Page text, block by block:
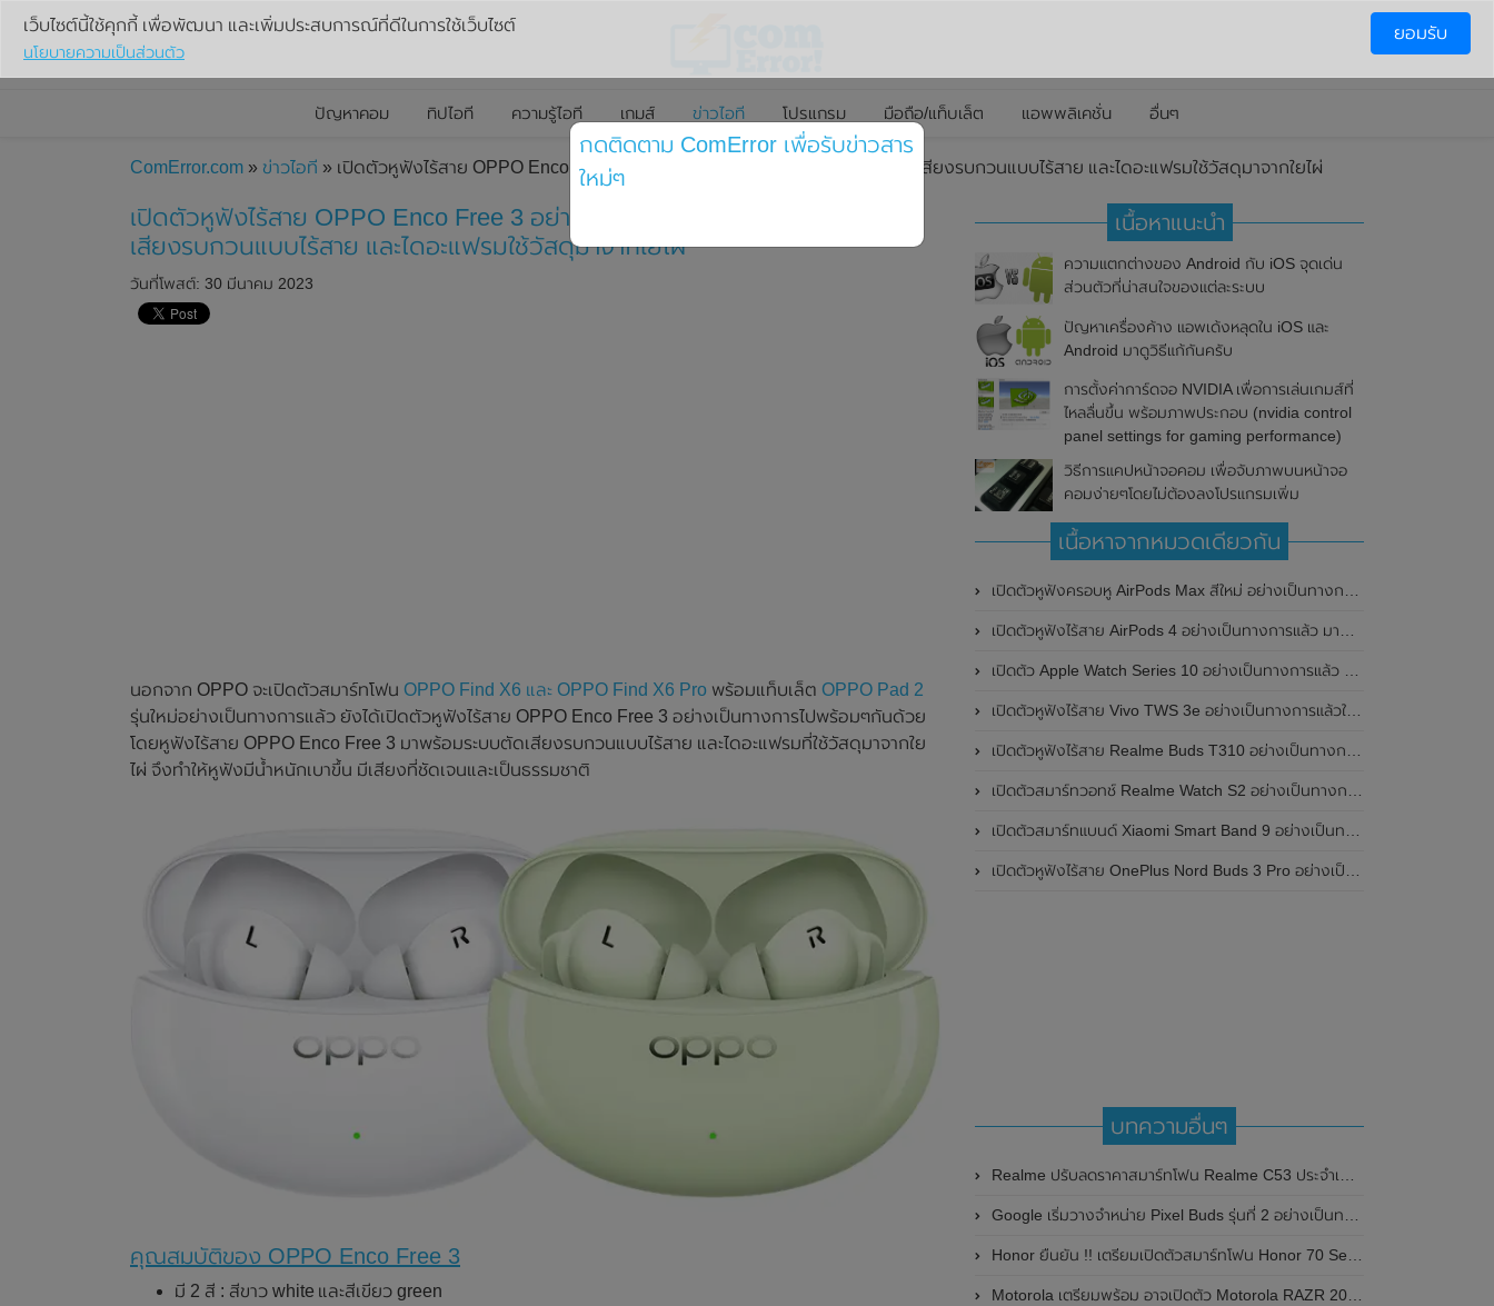
ปัญหาคอม ทิปไอที ความรู้ไอที เกมส์ ข่าวไอที โปรแกรม มือถือ/แท็บเล็ต แอพพลิเคชั่น อื่นๆ
ComError.com » ข่าวไอที » เปิดตัวหูฟังไร้สาย OPPO Enco Free 3 อย่างเป็นทางการแล้ว มาพร้อมระบบตัดเสียงรบกวนแบบไร้สาย และไดอะแฟรมใช้วัสดุมาจากใยไผ่
เปิดตัวหูฟังไร้สาย OPPO Enco Free 3 อย่างเป็นทางการแล้ว มาพร้อมระบบตัด
เสียงรบกวนแบบไร้สาย และไดอะแฟรมใช้วัสดุมาจากใยไผ่
วันที่โพสต์: 30 มีนาคม 2023
นอกจาก OPPO จะเปิดตัวสมาร์ทโฟน OPPO Find X6 และ OPPO Find X6 Pro พร้อมแท็บเล็ต OPPO Pad 2
รุ่นใหม่อย่างเป็นทางการแล้ว ยังได้เปิดตัวหูฟังไร้สาย OPPO Enco Free 3 อย่างเป็นทางการไปพร้อมๆกันด้วย
โดยหูฟังไร้สาย OPPO Enco Free 3 มาพร้อมระบบตัดเสียงรบกวนแบบไร้สาย และไดอะแฟรมที่ใช้วัสดุมาจากใย
ไผ่ จึงทำให้หูฟังมีน้ำหนักเบาขึ้น มีเสียงที่ชัดเจนและเป็นธรรมชาติ
คุณสมบัติของ OPPO Enco Free 3
มี 2 สี : สีขาว white และสีเขียว green
เนื้อหาแนะนำ
ความแตกต่างของ Android กับ iOS จุดเด่น
ส่วนตัวที่น่าสนใจของแต่ละระบบ
ปัญหาเครื่องค้าง แอพเด้งหลุดใน iOS และ
Android มาดูวิธีแก้กันครับ
การตั้งค่าการ์ดจอ NVIDIA เพื่อการเล่นเกมส์ที่
ไหลลื่นขึ้น พร้อมภาพประกอบ (nvidia control
panel settings for gaming performance)
วิธีการแคปหน้าจอคอม เพื่อจับภาพบนหน้าจอ
คอมง่ายๆโดยไม่ต้องลงโปรแกรมเพิ่ม
เนื้อหาจากหมวดเดียวกัน
เปิดตัวหูฟังครอบหู AirPods Max สีใหม่ อย่างเป็นทางการแล้ว
เปิดตัวหูฟังไร้สาย AirPods 4 อย่างเป็นทางการแล้ว มาพร้อม ANC และฟีเจอร์ใหม่มากมาย
เปิดตัว Apple Watch Series 10 อย่างเป็นทางการแล้ว มาพร้อมชิปเซ็ตรุ่น S10
เปิดตัวหูฟังไร้สาย Vivo TWS 3e อย่างเป็นทางการแล้วในประเทศอินเดีย มาพร้อมระบบตัดเสียงรบกวน ANC ที่ 30dB , ป้องกันฝุ่นและกันน้ำที่ระดับ IP54 , แบตเตอรี่สามารถใช้งานนานสูงสุด 36 ชั่วโมง
เปิดตัวหูฟังไร้สาย Realme Buds T310 อย่างเป็นทางการในประเทศอินเดีย มาพร้อมระบบตัดเสียงรบกวน ANC สูงสุด 46dB , เสียงรอบทิศทาง 360 องศา , แบตเตอรี่สามารถใช้งานได้นานสูงสุด 40 ชั่วโมง
เปิดตัวสมาร์ทวอทช์ Realme Watch S2 อย่างเป็นทางการในประเทศอินเดีย มาพร้อมตัวเรือนสแตนเลสสตีล , หน้าจอแสดงผล AMOLED ขนาด 1.43 นิ้ว , แบตเตอรี่ขนาดใหญ่ใช้งานได้นาน 20 วัน และรองรับคำสั่งเสียง Super AI Engine ที่ขับเคลื่อนโดย ChatGPT
เปิดตัวสมาร์ทแบนด์ Xiaomi Smart Band 9 อย่างเป็นทางการแล้ว มาพร้อมหน้าจอ AMOLED ขนาด 1.62 นิ้ว , ตัวเรือนเป็นโลหะ และแบตเตอรี่สุดอึดสามารถใช้งานได้นานถึง 21 วัน
เปิดตัวหูฟังไร้สาย OnePlus Nord Buds 3 Pro อย่างเป็นทางการแล้ว มาพร้อมระบบตัดเสียงรบกวน (ANC) สามารถลดเสียงรบกวนได้ 49dB และแบตเตอรี่สุดอึดใช้งานได้นานสูงสุดถึง 44 ชั่วโมง
บทความอื่นๆ
Realme ปรับลดราคาสมาร์ทโฟน Realme C53 ประจำเดือนกุมภาพันธ์ 2567 ในราคาเริ่มต้นเพียง 4,499 บาท
Google เริ่มวางจำหน่าย Pixel Buds รุ่นที่ 2 อย่างเป็นทางการ ในราคาไม่ถึง 6 พัน
Honor ยืนยัน !! เตรียมเปิดตัวสมาร์ทโฟน Honor 70 Series ในวันที่ 30 พฤษภาคม 2022 นี้ พร้อมเผยภาพตัวเครื่องจริง
Motorola เตรียมพร้อม อาจเปิดตัว Motorola RAZR 2019 วันที่ 13 พฤศจิกายน 2562 นี้
เว็บไซต์นี้ใช้คุกกี้ เพื่อพัฒนา และเพิ่มประสบการณ์ที่ดีในการใช้เว็บไซต์
นโยบายความเป็นส่วนตัว
ยอมรับ
กดติดตาม ComError เพื่อรับข่าวสาร
ใหม่ๆ